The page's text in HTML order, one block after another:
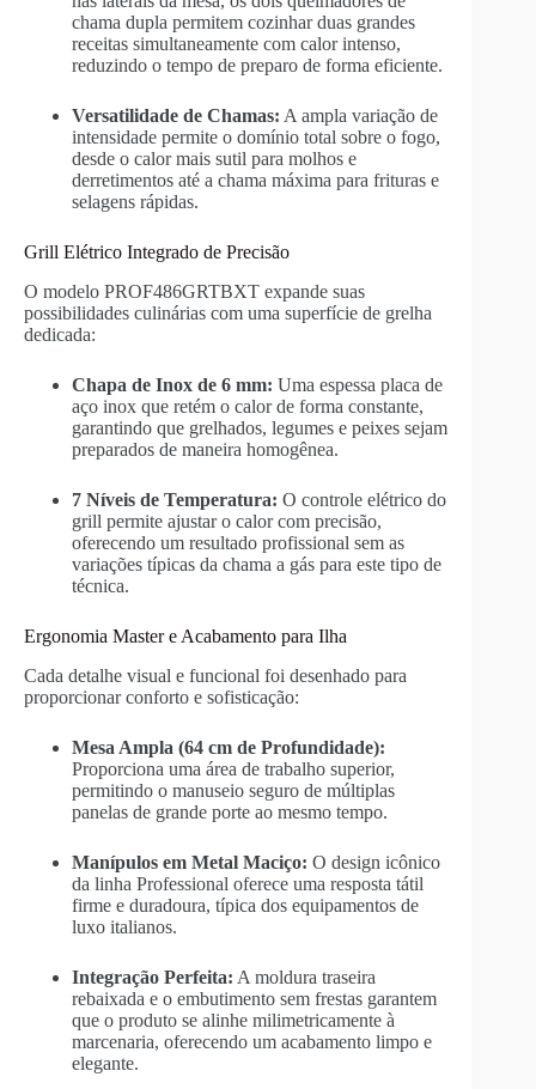
chama dupla permitem cozinhar duas grandes
receitas simultaneamente com calor intenso,
reduzindo o tempo de preparo de forma eficiente.
Versatilidade de Chamas: A ampla variação de
intensidade permite o domínio total sobre o fogo,
desde o calor mais sutil para molhos e
derretimentos até a chama máxima para frituras e
selagens rápidas.
Grill Elétrico Integrado de Precisão
O modelo PROF486GRTBXT expande suas
possibilidades culinárias com uma superfície de grelha
dedicada:
Chapa de Inox de 6 mm: Uma espessa placa de
aço inox que retém o calor de forma constante,
garantindo que grelhados, legumes e peixes sejam
preparados de maneira homogênea.
7 Níveis de Temperatura: O controle elétrico do
grill permite ajustar o calor com precisão,
oferecendo um resultado profissional sem as
variações típicas da chama a gás para este tipo de
técnica.
Ergonomia Master e Acabamento para Ilha
Cada detalhe visual e funcional foi desenhado para
proporcionar conforto e sofisticação:
Mesa Ampla (64 cm de Profundidade):
Proporciona uma área de trabalho superior,
permitindo o manuseio seguro de múltiplas
panelas de grande porte ao mesmo tempo.
Manípulos em Metal Maciço: O design icônico
da linha Professional oferece uma resposta tátil
firme e duradoura, típica dos equipamentos de
luxo italianos.
Integração Perfeita: A moldura traseira
rebaixada e o embutimento sem frestas garantem
que o produto se alinhe milimetricamente à
marcenaria, oferecendo um acabamento limpo e
elegante.